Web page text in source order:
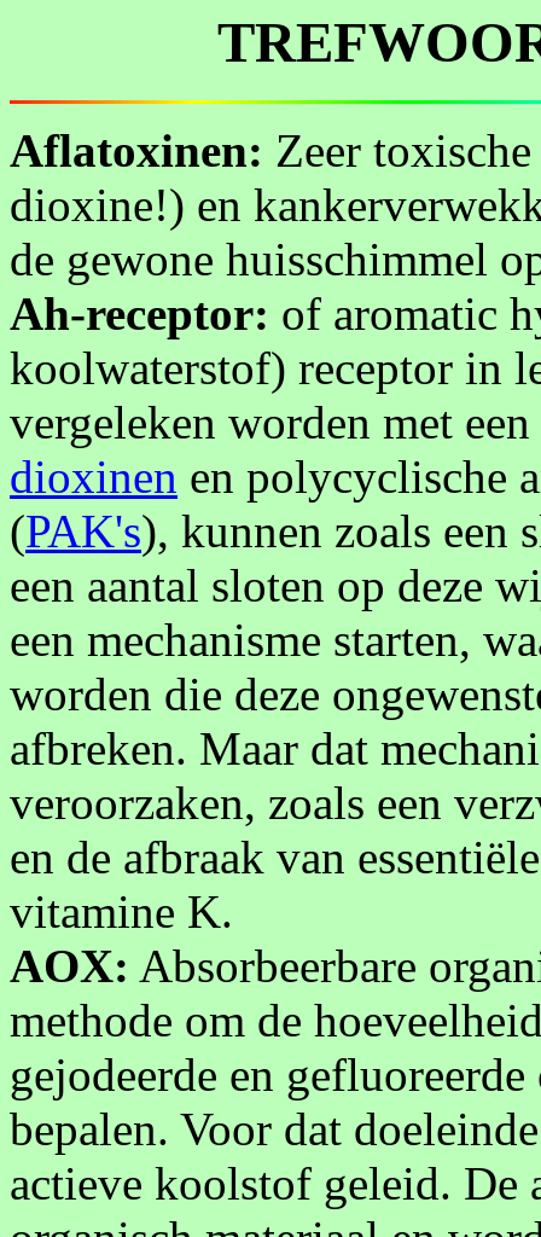
Aflatoxinen: Zeer
dioxine!) en
de gewone huisschimmel
Ah-receptor: of aromatic
koolwaterstof) receptor in
vergeleken worden met
dioxinen en polycyclische
(PAK's), kunnen zoals een
een aantal sloten op deze
een mechanisme starten,
worden die deze
afbreken. Maar dat
veroorzaken, zoals een
en de afbraak van
vitamine K.
AOX: Absorbeerbare
methode om de
gejodeerde en
bepalen. Voor dat
actieve koolstof geleid. De